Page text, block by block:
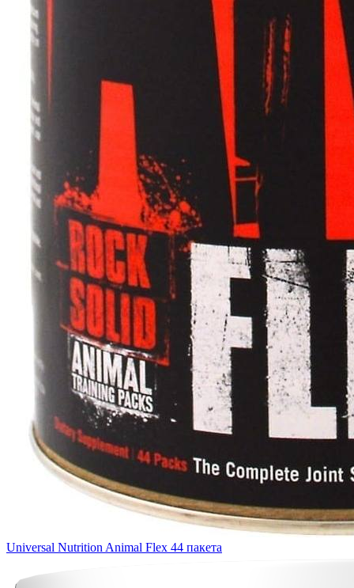
Universal Nutrition Animal Flex 44 пакета